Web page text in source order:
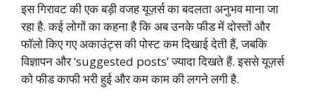
इस गिरावट की एक बड़ी वजह यूज़र्स का बदलता अनुभव माना जा
रहा है. कई लोगों का कहना है कि अब उनके फीड में दोस्तों और
फॉलो किए गए अकाउंट्स की पोस्ट कम दिखाई देती हैं, जबकि
विज्ञापन और ‘suggested posts’ ज्यादा दिखते हैं. इससे यूज़र्स
को फीड काफी भरी हुई और कम काम की लगने लगी है.